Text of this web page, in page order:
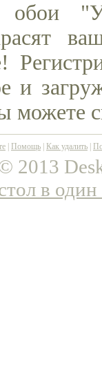
и
можете
Помощь Как удалить
2013
в